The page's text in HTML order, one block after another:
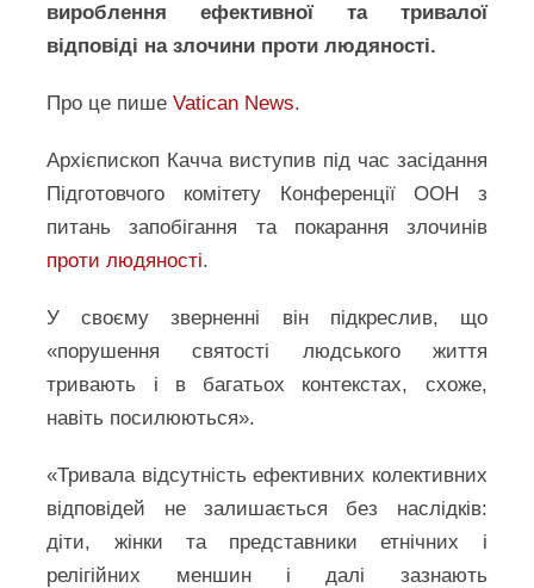
вироблення ефективної та тривалої
відповіді на злочини проти людяності.
Про це пишеVatican News.
Архієпископ Качча виступив під час засідання
Підготовчого комітету Конференції ООН з
питань запобігання та покарання злочинів
проти людяності.
У своєму зверненні він підкреслив, що
«порушення святості людського життя
тривають і в багатьох контекстах, схоже,
навіть посилюються».
«Тривала відсутність ефективних колективних
відповідей не залишається без наслідків:
діти, жінки та представники етнічних і
релігійних меншин і далі зазнають